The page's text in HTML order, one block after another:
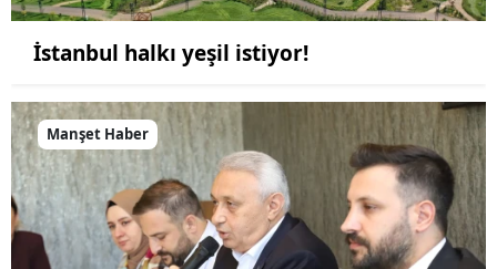
İstanbul halkı yeşil istiyor!
Manşet Haber